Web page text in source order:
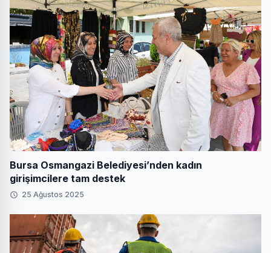
Bursa Osmangazi Belediyesi’nden kadın
girişimcilere tam destek
25 Ağustos 2025